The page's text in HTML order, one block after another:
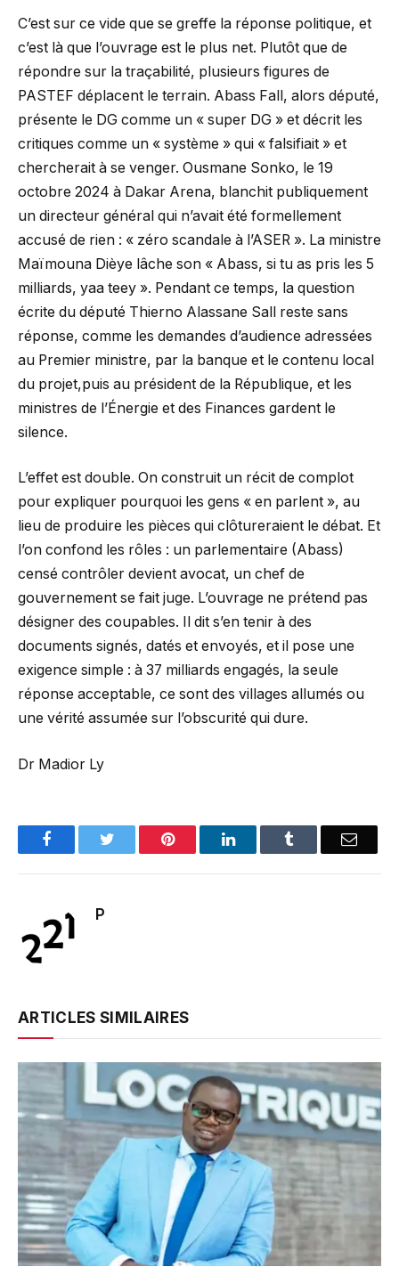
C’est sur ce vide que se greffe la réponse politique, et
c’est là que l’ouvrage est le plus net. Plutôt que de
répondre sur la traçabilité, plusieurs figures de
PASTEF déplacent le terrain. Abass Fall, alors député,
présente le DG comme un « super DG » et décrit les
critiques comme un « système » qui « falsifiait » et
chercherait à se venger. Ousmane Sonko, le 19
octobre 2024 à Dakar Arena, blanchit publiquement
un directeur général qui n’avait été formellement
accusé de rien : « zéro scandale à l’ASER ». La ministre
Maïmouna Dièye lâche son « Abass, si tu as pris les 5
milliards, yaa teey ». Pendant ce temps, la question
écrite du député Thierno Alassane Sall reste sans
réponse, comme les demandes d’audience adressées
au Premier ministre, par la banque et le contenu local
du projet,puis au président de la République, et les
ministres de l’Énergie et des Finances gardent le
silence.
L’effet est double. On construit un récit de complot
pour expliquer pourquoi les gens « en parlent », au
lieu de produire les pièces qui clôtureraient le débat. Et
l’on confond les rôles : un parlementaire (Abass)
censé contrôler devient avocat, un chef de
gouvernement se fait juge. L’ouvrage ne prétend pas
désigner des coupables. Il dit s’en tenir à des
documents signés, datés et envoyés, et il pose une
exigence simple : à 37 milliards engagés, la seule
réponse acceptable, ce sont des villages allumés ou
une vérité assumée sur l’obscurité qui dure.
Dr Madior Ly
FacebookTwitter Pinterest LinkedInTumblr Email
P
ARTICLES SIMILAIRES